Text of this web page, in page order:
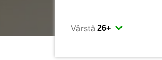
Vârstă